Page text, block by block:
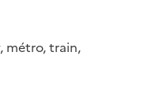
métro, train,